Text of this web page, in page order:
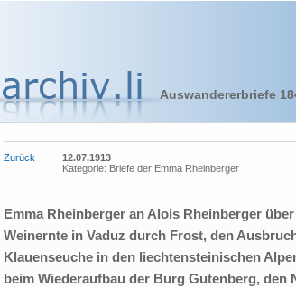
Auswandererbriefe
Zurück
12.07.1913
Kategorie: Briefe der Emma Rheinberger
Emma Rheinberger an Alois Rheinberger
Weinernte in Vaduz durch Frost, den
Klauenseuche in den liechtensteinischen
beim Wiederaufbau der Burg Gutenberg, den